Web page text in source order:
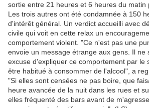
sortie entre 21 heures et 6 heures du matin
Les trois autres ont été condamnée à 150
d'intérêt général. Un verdict accueilli avec
civile qui voit en cette relax un
comportement violent. "Ce n'est pas une
envoie un message étrange aux gens. Il ne
excuse d'expliquer ce comportement par le
être habitué à consommer de l'alcool", a
"Si elles sont censées ne pas boire, que
heure avancée de la nuit dans les rues et
elles fréquenté des bars avant de